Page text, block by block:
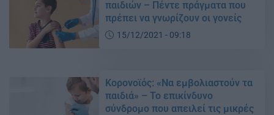
παιδιών – Πέντε πράγματα που
πρέπει να γνωρίζουν οι γονείς
15/12/2021 - 09:18
Κορονοϊός: «Να εμβολιαστούν τα
παιδιά» – Το επικίνδυνο
σύνδρομο που απειλεί τις μικρές